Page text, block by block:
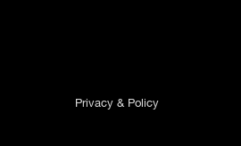
Privacy & Policy